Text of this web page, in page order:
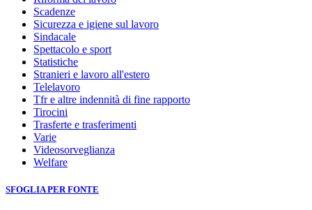
Scadenze
Sicurezza e igiene sul lavoro
Sindacale
Spettacolo e sport
Statistiche
Stranieri e lavoro all'estero
Telelavoro
Tfr e altre indennità di fine rapporto
Tirocini
Trasferte e trasferimenti
Varie
Videosorveglianza
Welfare
SFOGLIA PER FONTE